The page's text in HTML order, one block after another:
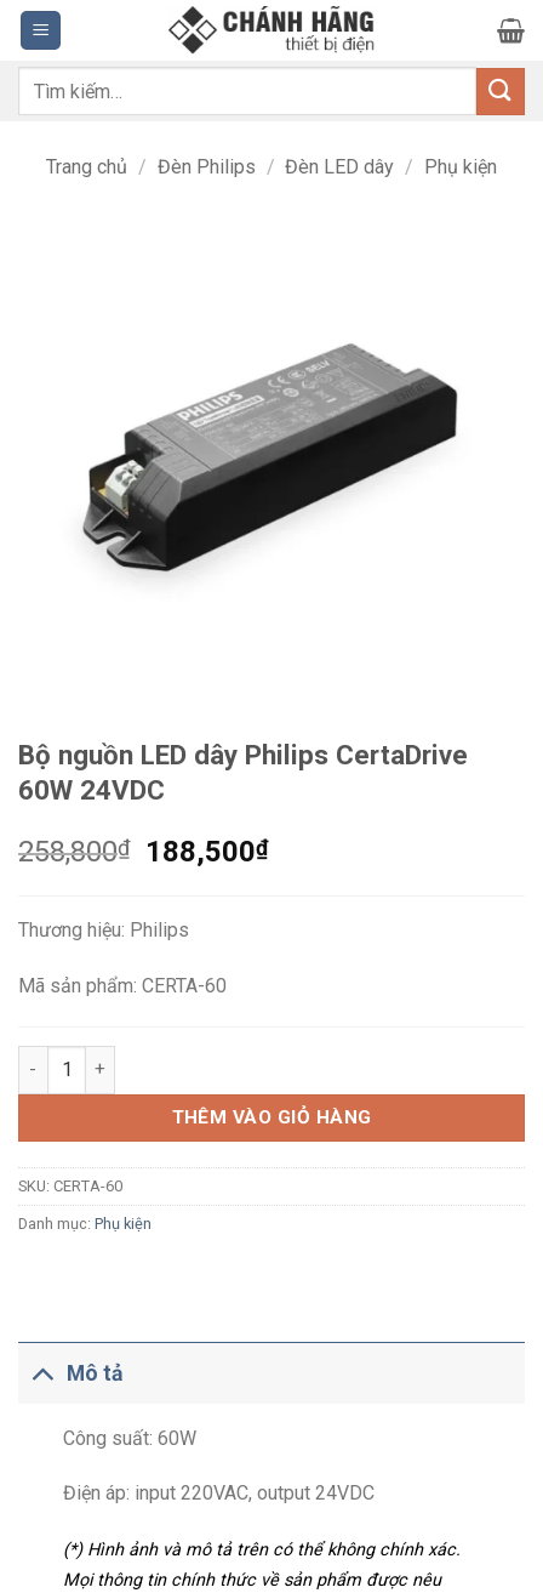
Bỏ
qua
nội
dung
Tìm
Trang chủ / Đèn Philips / Đèn LED dây / Phụ kiện
Bộ nguồn LED dây Philips CertaDrive
60W 24VDC
258,800₫
Giá
258,800₫.
188,500₫Giá
Thương hiệu: Philips
Mã sản phẩm: CERTA-60
Bộ nguồn LED dây Philips CertaDrive 60W 24VDC số lượng
THÊM VÀO GIỎ HÀNG
SKU: CERTA-60
Danh mục: Phụ kiện
Mô tả
Công suất: 60W
Điện áp: input 220VAC, output 24VDC
(*) Hình ảnh và mô tả trên có thể không chính xác.
Mọi thông tin chính thức về sản phẩm được nêu